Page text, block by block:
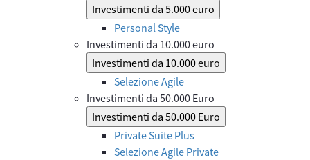
Investimenti da 5.000 euro
Personal Style
Investimenti da 10.000 euro
Investimenti da 10.000 euro
Selezione Agile
Investimenti da 50.000 Euro
Investimenti da 50.000 Euro
Private Suite Plus
Selezione Agile Private